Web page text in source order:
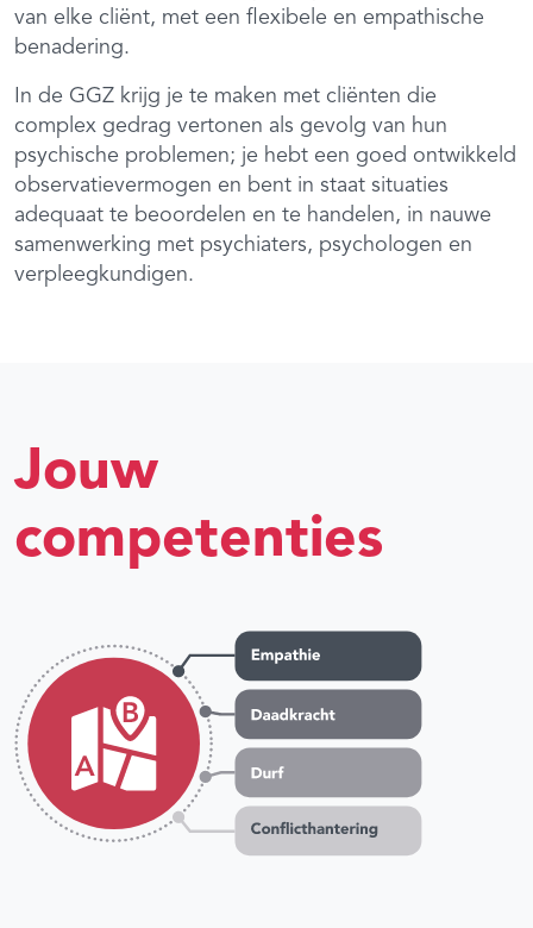
van elke cliënt, met een flexibele en empathische
benadering.
In de GGZ krijg je te maken met cliënten die
complex gedrag vertonen als gevolg van hun
psychische problemen; je hebt een goed ontwikkeld
observatievermogen en bent in staat situaties
adequaat te beoordelen en te handelen, in nauwe
samenwerking met psychiaters, psychologen en
verpleegkundigen.
Jouw
competenties